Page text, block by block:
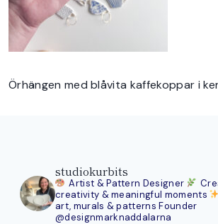
Örhängen med blåvita kaffekoppar i
studiokurbits
Artist & Pattern Designer
creativity & meaningful moments
art, murals & patterns Founder
@designmarknaddalarna